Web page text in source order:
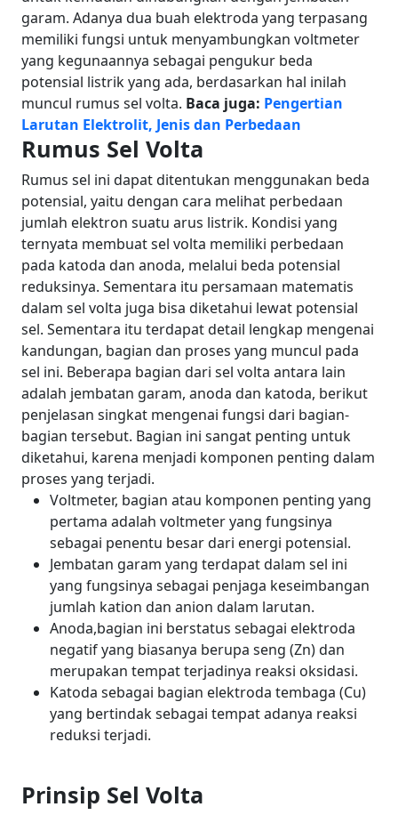
garam. Adanya dua buah elektroda yang terpasang
memiliki fungsi untuk menyambungkan voltmeter
yang kegunaannya sebagai pengukur beda
potensial listrik yang ada, berdasarkan hal inilah
muncul rumus sel volta. Baca juga: Pengertian
Larutan Elektrolit, Jenis dan Perbedaan
Rumus Sel Volta
Rumus sel ini dapat ditentukan menggunakan beda
potensial, yaitu dengan cara melihat perbedaan
jumlah elektron suatu arus listrik. Kondisi yang
ternyata membuat sel volta memiliki perbedaan
pada katoda dan anoda, melalui beda potensial
reduksinya. Sementara itu persamaan matematis
dalam sel volta juga bisa diketahui lewat potensial
sel. Sementara itu terdapat detail lengkap mengenai
kandungan, bagian dan proses yang muncul pada
sel ini. Beberapa bagian dari sel volta antara lain
adalah jembatan garam, anoda dan katoda, berikut
penjelasan singkat mengenai fungsi dari bagian-
bagian tersebut. Bagian ini sangat penting untuk
diketahui, karena menjadi komponen penting dalam
proses yang terjadi.
Voltmeter, bagian atau komponen penting yang
pertama adalah voltmeter yang fungsinya
sebagai penentu besar dari energi potensial.
Jembatan garam yang terdapat dalam sel ini
yang fungsinya sebagai penjaga keseimbangan
jumlah kation dan anion dalam larutan.
Anoda,bagian ini berstatus sebagai elektroda
negatif yang biasanya berupa seng (Zn) dan
merupakan tempat terjadinya reaksi oksidasi.
Katoda sebagai bagian elektroda tembaga (Cu)
yang bertindak sebagai tempat adanya reaksi
reduksi terjadi.
Prinsip Sel Volta